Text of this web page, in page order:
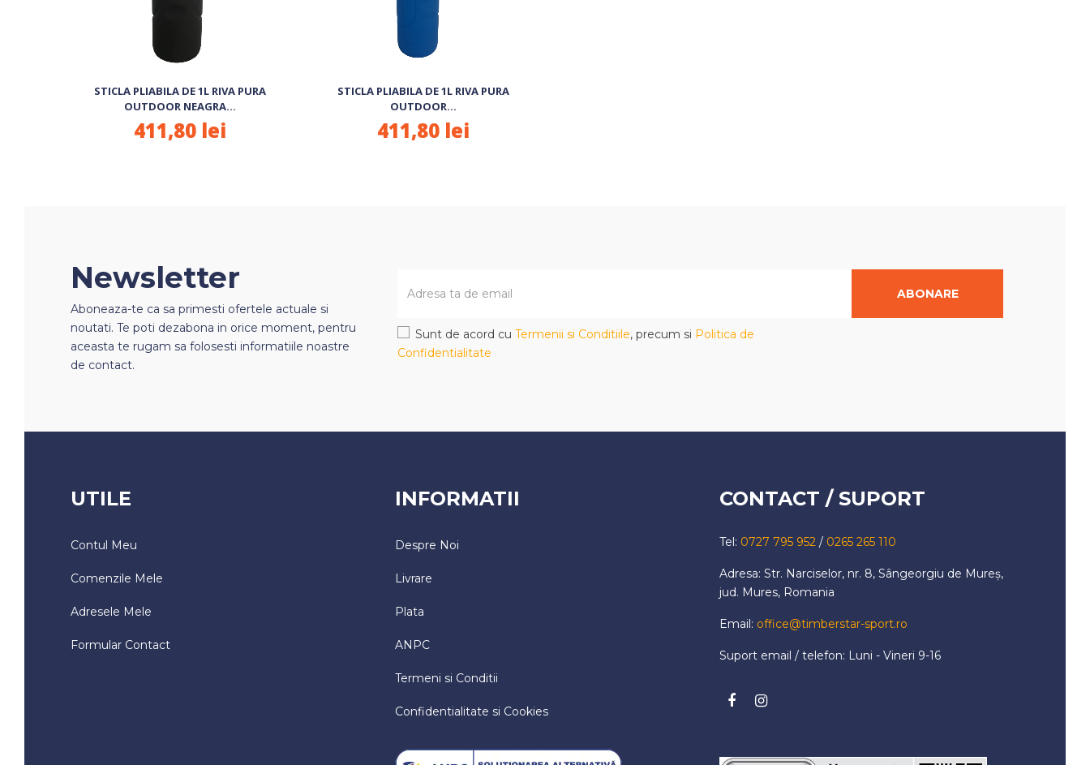
STICLA PLIABILA DE 1L RIVA PURA
OUTDOOR NEAGRA...
411,80 lei
STICLA PLIABILA DE 1L RIVA PURA
OUTDOOR...
411,80 lei
Newsletter
Aboneaza-te ca sa primesti ofertele actuale si
noutati. Te poti dezabona in orice moment, pentru
aceasta te rugam sa folosesti informatiile noastre
de contact.
ABONARE
Sunt de acord cu Termenii si Conditiile, precum si Politica de
Confidentialitate
UTILE
Contul Meu
Comenzile Mele
Adresele Mele
Formular Contact
INFORMATII
Despre Noi
Livrare
Plata
ANPC
Termeni si Conditii
Confidentialitate si Cookies
CONTACT / SUPORT
Tel: 0727 795 952/ 0265 265 110
Adresa: Str. Narciselor, nr. 8, Sângeorgiu de Mureș,
jud. Mures, Romania
Email: office@timberstar-sport.ro
Suport email / telefon: Luni - Vineri 9-16